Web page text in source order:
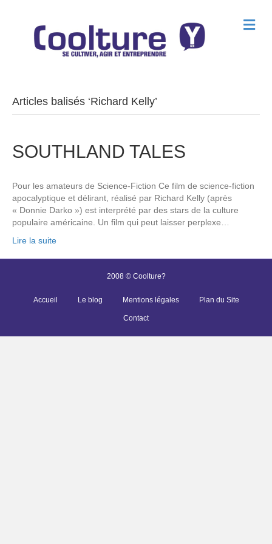
M
e
Articles balisés ‘Richard Kelly’
SOUTHLAND TALES
Pour les amateurs de Science-Fiction Ce film de science-fiction
apocalyptique et délirant, réalisé par Richard Kelly (après
« Donnie Darko ») est interprété par des stars de la culture
populaire américaine. Un film qui peut laisser perplexe…
Lire la suite
2008 © Coolture?
Accueil Le blog Mentions légales Plan du Site
Contact